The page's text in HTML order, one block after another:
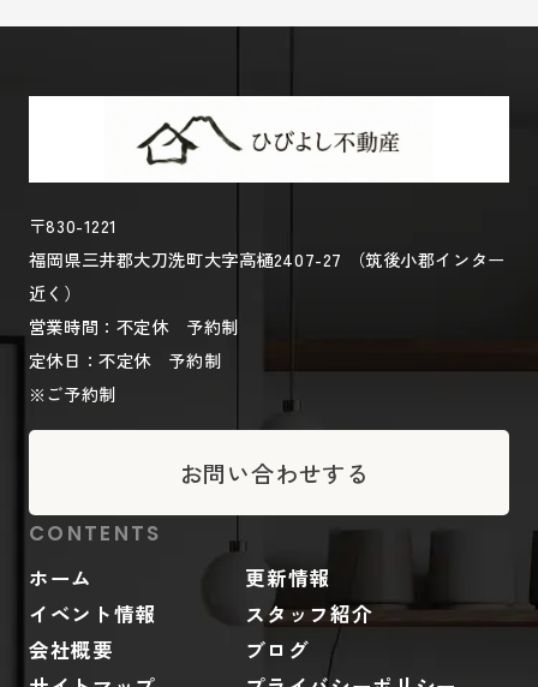
〒830-1221
福岡県三井郡大刀洗町大字高樋2407-27 （筑後小郡インター
近く）
営業時間：不定休 予約制
定休日：不定休 予約制
※ご予約制
お問い合わせする
CONTENTS
ホーム
更新情報
イベント情報
スタッフ紹介
会社概要
ブログ